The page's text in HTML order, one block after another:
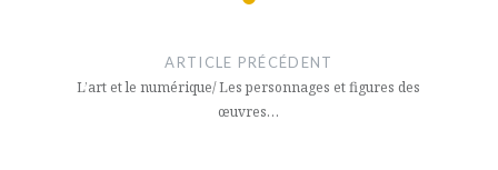
l’article
ARTICLE PRÉCÉDENT
L’art et le numérique/ Les personnages et figures des
œuvres…